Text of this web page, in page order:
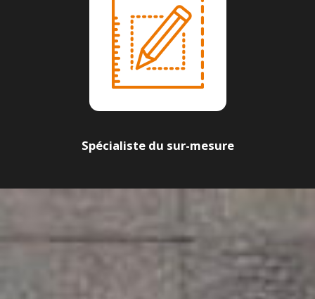
Spécialiste du sur-mesure